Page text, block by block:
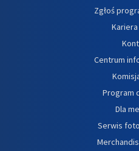
Zgłoś
Kariera
Centrum
Program
Dla
Serwis